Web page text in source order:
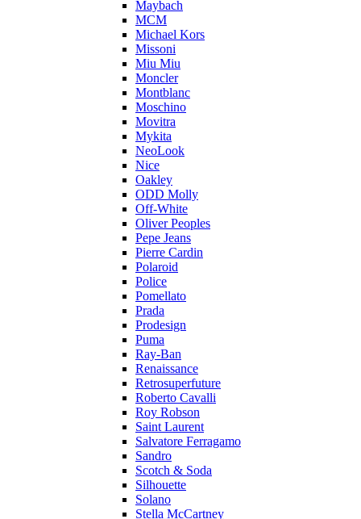
Maybach
MCM
Michael Kors
Missoni
Miu Miu
Moncler
Montblanc
Moschino
Movitra
Mykita
NeoLook
Nice
Oakley
ODD Molly
Off-White
Oliver Peoples
Pepe Jeans
Pierre Cardin
Polaroid
Police
Pomellato
Prada
Prodesign
Puma
Ray-Ban
Renaissance
Retrosuperfuture
Roberto Cavalli
Roy Robson
Saint Laurent
Salvatore Ferragamo
Sandro
Scotch & Soda
Silhouette
Solano
Stella McCartney